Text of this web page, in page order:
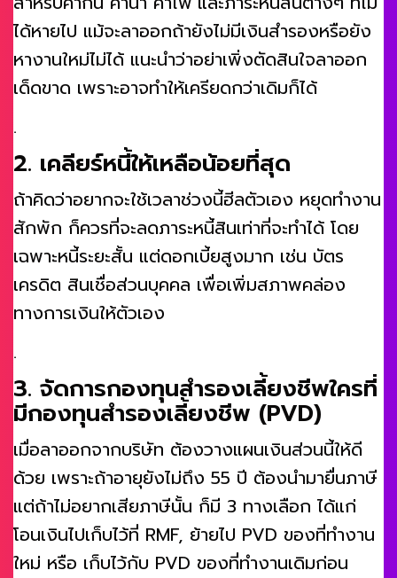
ได้หายไป แม้จะลาออกถ้ายังไม่มีเงินสำรองหรือยัง
หางานใหม่ไม่ได้ แนะนำว่าอย่าเพิ่งตัดสินใจลาออก
เด็ดขาด เพราะอาจทำให้เครียดกว่าเดิมก็ได้
.
2. เคลียร์หนี้ให้เหลือน้อยที่สุด
ถ้าคิดว่าอยากจะใช้เวลาช่วงนี้ฮีลตัวเอง หยุดทำงาน
สักพัก ก็ควรที่จะลดภาระหนี้สินเท่าที่จะทำได้ โดย
เฉพาะหนี้ระยะสั้น แต่ดอกเบี้ยสูงมาก เช่น บัตร
เครดิต สินเชื่อส่วนบุคคล เพื่อเพิ่มสภาพคล่อง
ทางการเงินให้ตัวเอง
.
3. จัดการกองทุนสำรองเลี้ยงชีพใครที่
มีกองทุนสำรองเลี้ยงชีพ (PVD)
เมื่อลาออกจากบริษัท ต้องวางแผนเงินส่วนนี้ให้ดี
ด้วย เพราะถ้าอายุยังไม่ถึง 55 ปี ต้องนำมายื่นภาษี
แต่ถ้าไม่อยากเสียภาษีนั้น ก็มี 3 ทางเลือก ได้แก่
โอนเงินไปเก็บไว้ที่ RMF, ย้ายไป PVD ของที่ทำงาน
ใหม่ หรือ เก็บไว้กับ PVD ของที่ทำงานเดิมก่อน